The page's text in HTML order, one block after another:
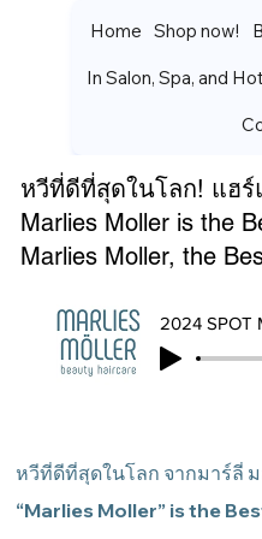
Home Shop now!
In Salon, Spa, and
หวีที่ดีที่สุดในโลก จากมาร์ลี่
“Marlies Moller” is the
หวีที่ดีที่สุดในโลก! แฮ
Marlies Moller is the
Marlies Moller, the